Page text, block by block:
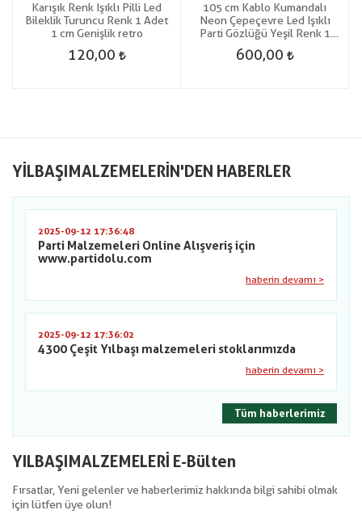
Karışık Renk Işıklı Pilli Led
Bileklik Turuncu Renk 1 Adet
1 cm Genişlik retro
120,00
105 cm Kablo Kumandalı
Neon Çepeçevre Led Işıklı
Parti Gözlüğü Yeşil Renk 1
Adet hawaretrohallow
600,00
YILBAŞIMALZEMELERIN'DEN HABERLER
2025-09-12 17:36:48
Parti Malzemeleri Online Alışveriş için
www.partidolu.com
haberin devamı >
2025-09-12 17:36:02
4300 Çeşit Yılbaşı malzemeleri stoklarımızda
haberin devamı >
Tüm haberlerimiz
YILBAŞIMALZEMELERİ E-Bülten
Fırsatlar, Yeni gelenler ve haberlerimiz hakkında bilgi sahibi olmak
için lütfen üye olun!